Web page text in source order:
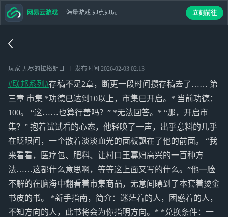
玩家 无尽的拉格朗日 发布时间 2026-02-03 02:13
#联邦系列#存稿不足2章，断更一段时间攒存稿去了…… 第
三章 市集 *功德已达到10以上，市集已开启。* 当前功德：
100。 “这……也算行善吗？” *无法回答。* “那，开启市
集？” 抱着试试看的心态，他轻唤了一声，出乎意料的几乎
在眨眼间，一个散着淡淡血光的面板飘在了他的前面。 “我
来看看，医疗包、肥料、让村口王寡妇高兴的一百种方
法……这都什么意思啊，等等这上面又写的什么。”他一脸
不解的在脑海中翻看着市集商品，无意间瞟到了本套着烫金
书皮的书。 *新手指南，简介：迷茫着的人，困惑着的人，
不知方向的人，此书将会为你指明方向。* *兑换条件：一
网易云游戏 海量游戏 即点即玩 立刻前往